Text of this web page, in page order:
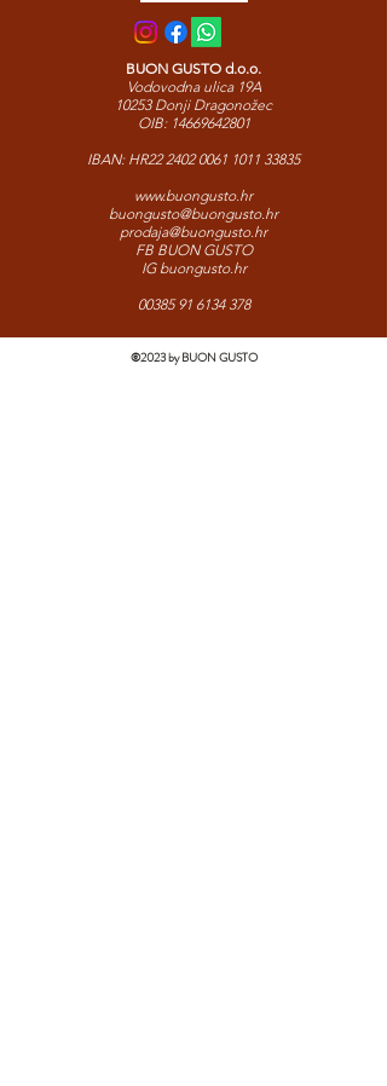
BUON GUSTO d.o.o.
Vodovodna ulica 19A
10253 Donji Dragonožec
OIB: 14669642801
IBAN: HR222402 0061 1011 33835
www.buongusto.hr
buongusto@buongusto.hr
prodaja@buongusto.hr
FB BUON GUSTO
IG buongusto.hr
00385 91 6134 378
©2023 by BUON GUSTO